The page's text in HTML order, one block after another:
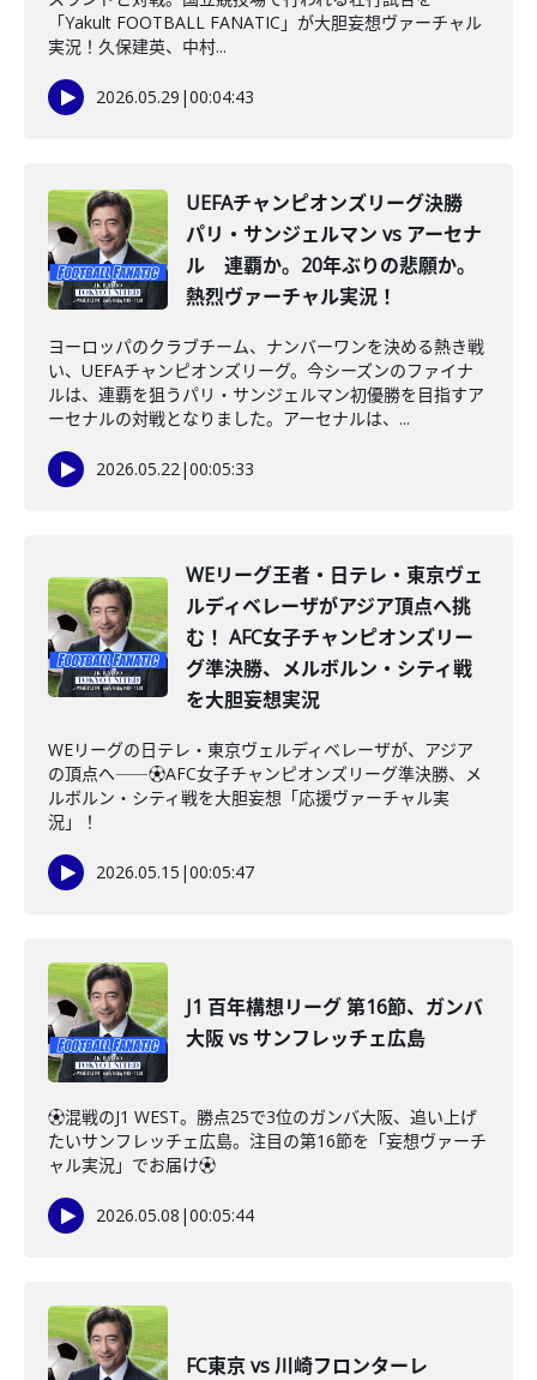
「Yakult FOOTBALL FANATIC」が大胆妄想ヴァーチャル
実況！久保建英、中村...
2026.05.29 |00:04:43
UEFAチャンピオンズリーグ決勝
パリ・サンジェルマン vs アーセナ
ル 連覇か。20年ぶりの悲願か。
熱烈ヴァーチャル実況！
ヨーロッパのクラブチーム、ナンバーワンを決める熱き戦
い、UEFAチャンピオンズリーグ。今シーズンのファイナ
ルは、連覇を狙うパリ・サンジェルマン初優勝を目指すア
ーセナルの対戦となりました。アーセナルは、...
2026.05.22|00:05:33
WEリーグ王者・日テレ・東京ヴェ
ルディベレーザがアジア頂点へ挑
む！ AFC女子チャンピオンズリー
グ準決勝、メルボルン・シティ戦
を大胆妄想実況
WEリーグの日テレ・東京ヴェルディベレーザが、アジア
の頂点へ――⚽AFC女子チャンピオンズリーグ準決勝、メ
ルボルン・シティ戦を大胆妄想「応援ヴァーチャル実
況」！
2026.05.15 |00:05:47
J1 百年構想リーグ 第16節、ガンバ
大阪 vs サンフレッチェ広島
⚽️混戦のJ1 WEST。勝点25で3位のガンバ大阪、追い上げ
たいサンフレッチェ広島。注目の第16節を「妄想ヴァーチ
ャル実況」でお届け⚽️
2026.05.08 |00:05:44
FC東京 vs 川崎フロンターレ